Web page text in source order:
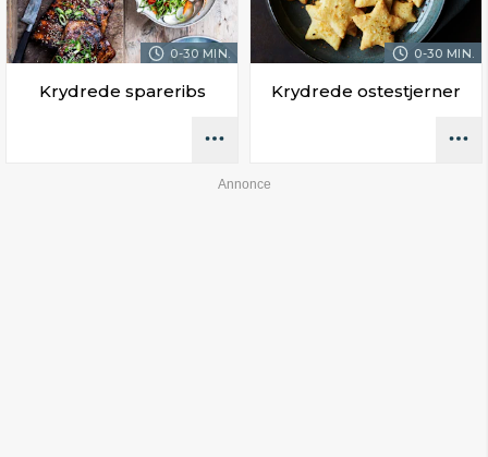
0-30 MIN.
Krydrede spareribs
0-30 MIN.
Krydrede ostestjerner